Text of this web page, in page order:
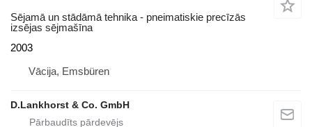
Sējamā un stādāmā tehnika - pneimatiskie precīzās
izsējas sējmašīna
2003
Vācija, Emsbüren
D.Lankhorst & Co. GmbH